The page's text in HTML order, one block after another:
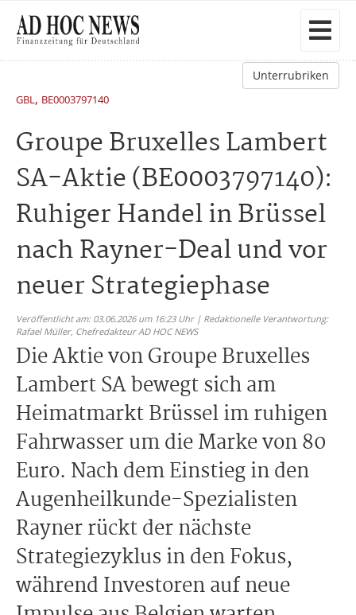
Unterrubriken
GBL, BE0003797140
Groupe Bruxelles Lambert
SA-Aktie (BE0003797140):
Ruhiger Handel in Brüssel
nach Rayner-Deal und vor
neuer Strategiephase
Veröffentlicht am: 03.06.2026 um 16:23 Uhr | Redaktionelle Verantwortung:
Rafael Müller, Chefredakteur AD HOC NEWS
Die Aktie von Groupe Bruxelles
Lambert SA bewegt sich am
Heimatmarkt Brüssel im ruhigen
Fahrwasser um die Marke von 80
Euro. Nach dem Einstieg in den
Augenheilkunde-Spezialisten
Rayner rückt der nächste
Strategiezyklus in den Fokus,
während Investoren auf neue